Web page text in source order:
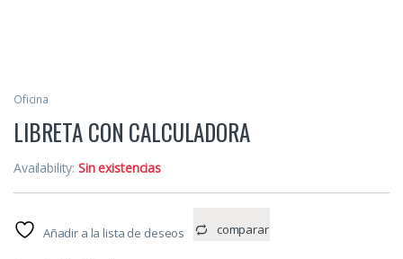
Oficina
LIBRETA CON CALCULADORA
Availability:Sin existencias
Añadir a la lista de deseos comparar